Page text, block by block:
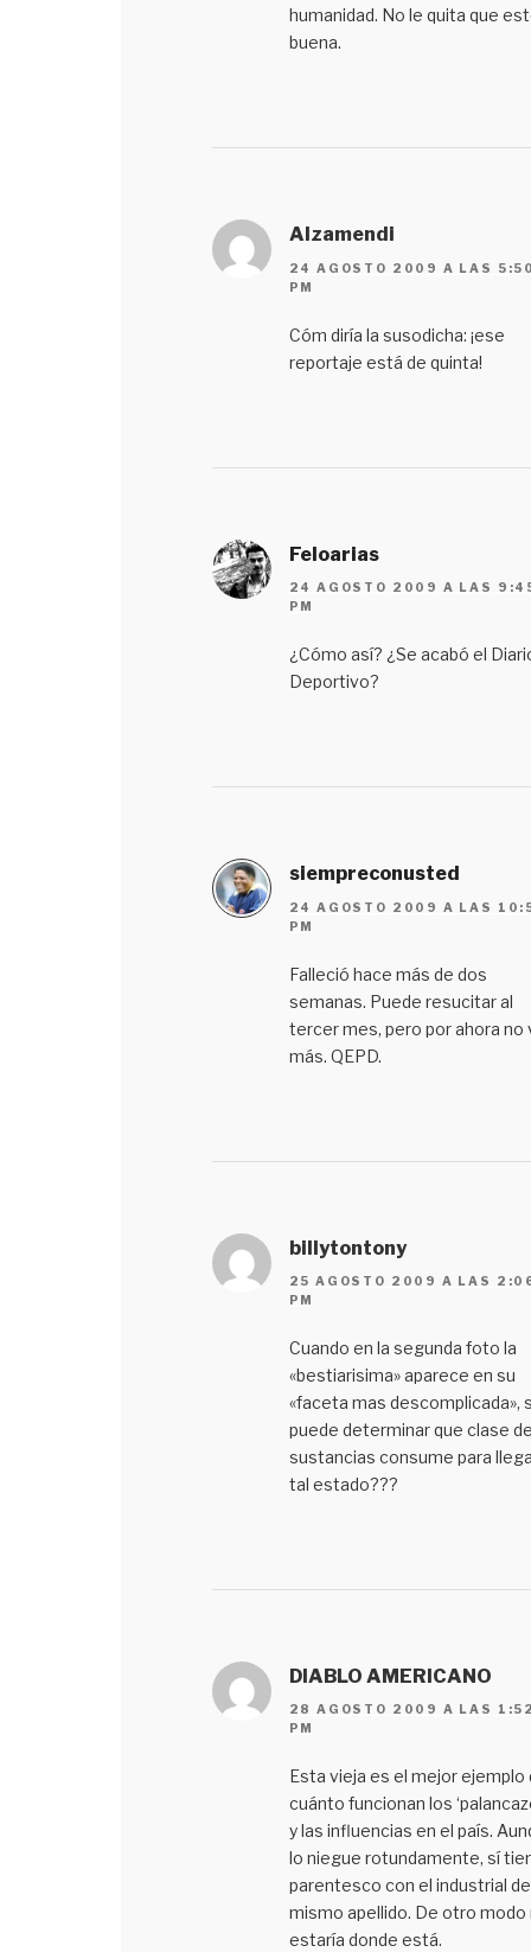
humanidad. No le quita que
buena.
Alzamendi
24 AGOSTO 2009 A LAS
PM
Cóm diría la susodicha: ¡ese
reportaje está de quinta!
Feloarias
24 AGOSTO 2009 A LAS
PM
¿Cómo así? ¿Se acabó el
Deportivo?
siempreconusted
24 AGOSTO 2009 A LAS
PM
Falleció hace más de dos
semanas. Puede resucitar al
tercer mes, pero por ahora no
más. QEPD.
billytontony
25 AGOSTO 2009 A LAS
PM
Cuando en la segunda foto la
«bestiarisima» aparece en su
«faceta mas descomplicada»,
puede determinar que clase
sustancias consume para
tal estado???
DIABLO AMERICANO
28 AGOSTO 2009 A LAS
PM
Esta vieja es el mejor ejemplo
cuánto funcionan los
y las influencias en el país.
lo niegue rotundamente, sí
parentesco con el industrial
mismo apellido. De otro modo
estaría donde está.